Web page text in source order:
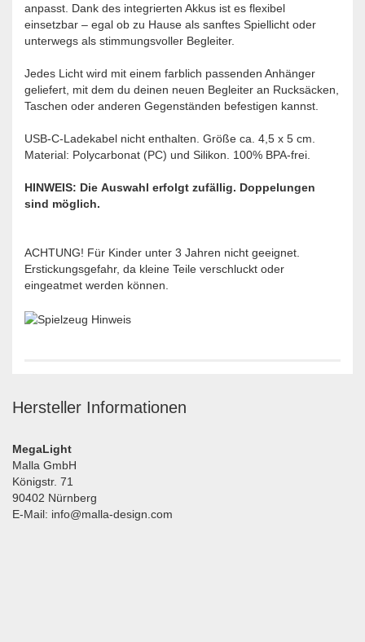
anpasst. Dank des integrierten Akkus ist es flexibel
einsetzbar – egal ob zu Hause als sanftes Spiellicht oder
unterwegs als stimmungsvoller Begleiter.
Jedes Licht wird mit einem farblich passenden Anhänger
geliefert, mit dem du deinen neuen Begleiter an Rucksäcken,
Taschen oder anderen Gegenständen befestigen kannst.
USB-C-Ladekabel nicht enthalten. Größe ca. 4,5 x 5 cm.
Material: Polycarbonat (PC) und Silikon. 100% BPA-frei.
HINWEIS: Die Auswahl erfolgt zufällig. Doppelungen
sind möglich.
ACHTUNG! Für Kinder unter 3 Jahren nicht geeignet.
Erstickungsgefahr, da kleine Teile verschluckt oder
eingeatmet werden können.
Hersteller Informationen
MegaLight
Malla GmbH
Königstr. 71
90402 Nürnberg
E-Mail: info@malla-design.com